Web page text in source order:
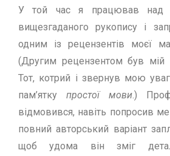
У той час я працював над
вищезгаданого рукопису i
одним із рецензентів моєї
(Другим рецензентом був мiй
Тот, котрий i звернув мою
пам’ятку простої мови.)
вiдмовився, навiть попросив
повний авторський варiант
щоб удома вiн змiг